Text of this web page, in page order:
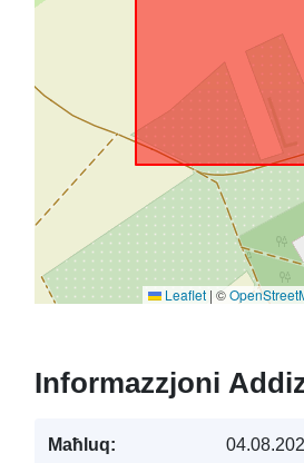
Leaflet | ©
Informazzjoni
Maħluq: